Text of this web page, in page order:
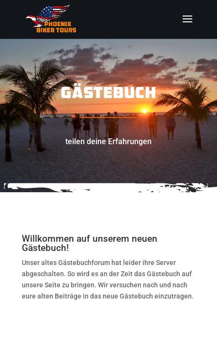
GÄSTEBUCH
_________________
teilen deine Erfahrungen
Willkommen auf unserem neuen
Gästebuch!
Unser altes Gästebuchforum hat leider ihre Server
abgeschalten. So wird es an der Zeit das Gästebuch auf
unsere Seite zu bringen. Wir versuchen nach und nach
eure alten Beiträge in das neue Gästebuch einzutragen.